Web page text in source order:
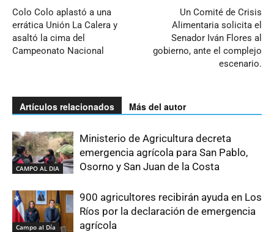
Colo Colo aplastó a una
errática Unión La Calera y
asaltó la cima del
Campeonato Nacional
Un Comité de Crisis
Alimentaria solicita el
Senador Iván Flores al
gobierno, ante el complejo
escenario.
Artículos relacionados Más del autor
CAMPO AL DIA
Ministerio de Agricultura decreta
emergencia agrícola para San Pablo,
Osorno y San Juan de la Costa
Campo al Día
900 agricultores recibirán ayuda en Los
Ríos por la declaración de emergencia
agrícola